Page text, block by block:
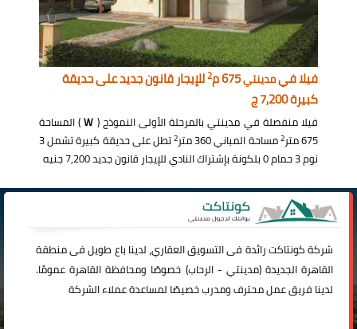
فيلا فيمدينتي675 م 2للإيجار قانون جديد على حديقة
كبيرة 7,200 ج
فيلا منفصلة في مدينتي بالمرحلة الأولى النموذج ( W) المساحة
675 متر
2مساحة المباني 360 متر 2
تطل على حديقة كبيرة تشمل 3
نوم 3 حمام 0 بلكونة بإشتراك النادي للإيجار قانون جديد 7,200 جنيه
شركةكونتاكترائدة فى التسويق العقاري، لدينا باع طويل فى منطقة
القاهرة الجديدة (مدينتي -الرحاب) خصوصًا ومحافظة القاهرة عمومًا.
لدينا فريق عمل محترف ومدرب خصيصًا لمساعدة عملاء الشركة